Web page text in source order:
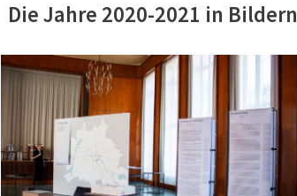
Die Jahre 2020-2021 in Bildern